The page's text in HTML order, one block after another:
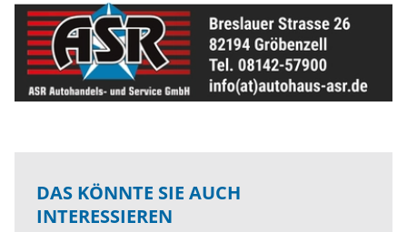
DAS KÖNNTE SIE AUCH
INTERESSIEREN